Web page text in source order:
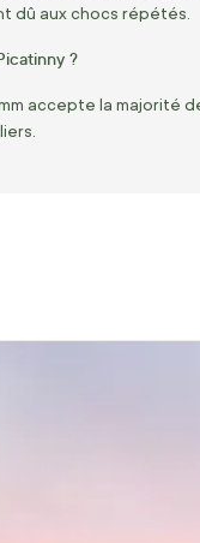
dû aux chocs répétés.
?
accepte la majorité